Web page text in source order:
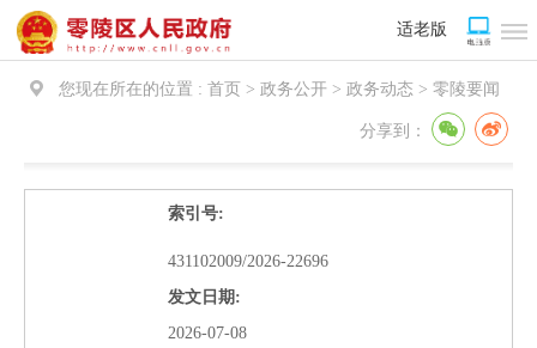
您现在所在的位置 : 首页 > 政务公开 > 政务动态 > 零陵要闻
分享到：
索引号:
431102009/2026-22696
发文日期:
2026-07-08
适老版